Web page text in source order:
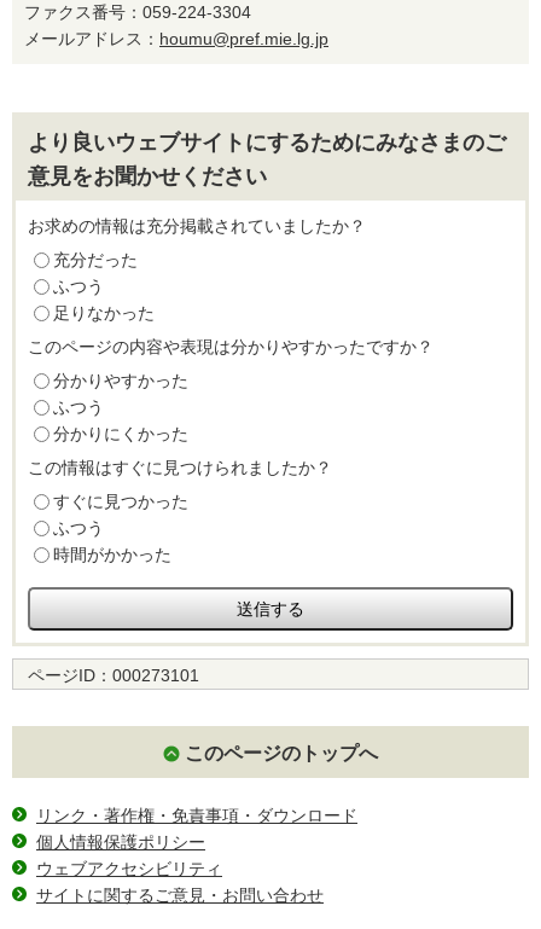
ファクス番号：059-224-3304
メールアドレス： houmu@pref.mie.lg.jp
より良いウェブサイトにするためにみなさまのご
意見をお聞かせください
お求めの情報は充分掲載されていましたか？
充分だった
ふつう
足りなかった
このページの内容や表現は分かりやすかったですか？
分かりやすかった
ふつう
分かりにくかった
この情報はすぐに見つけられましたか？
すぐに見つかった
ふつう
時間がかかった
ページID： 000273101
このページのトップへ
リンク・著作権・免責事項・ダウンロード
個人情報保護ポリシー
ウェブアクセシビリティ
サイトに関するご意見・お問い合わせ